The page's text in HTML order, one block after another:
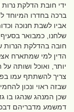
ידי חובת הדלקת
ברכה בחדרו המיוחד
אביו לשבת חנוכה
שלחנו, כמבואר
חובה בהדלקת הנרות
הדין למי שמתארח
יותר, ואוכל ושותה על
צריך להשתתף עמו
שבזה ראוי ונכון
שכן המנהג שנהגו בו
דמשמע מדבריהם